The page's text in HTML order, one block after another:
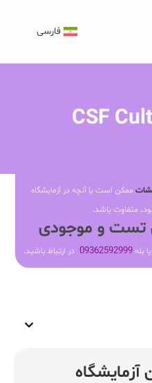
فارسی
CSF
ممکن است با آنچه در آزمایشگاه
متفاوت باشد.
تست و موجودی
بله09362592999 در ارتباط باشید.
آزمایشگاه